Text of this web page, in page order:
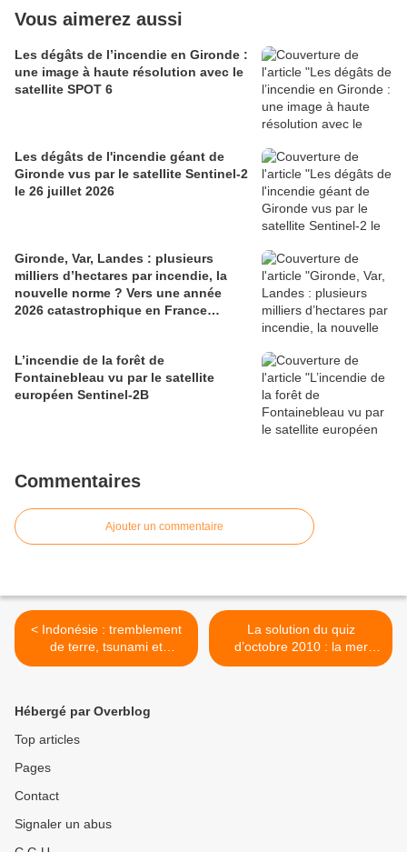
Vous aimerez aussi
Les dégâts de l’incendie en Gironde :
une image à haute résolution avec le
satellite SPOT 6
Les dégâts de l'incendie géant de
Gironde vus par le satellite Sentinel-2
le 26 juillet 2026
Gironde, Var, Landes : plusieurs
milliers d’hectares par incendie, la
nouvelle norme ? Vers une année
2026 catastrophique en France…
L’incendie de la forêt de
Fontainebleau vu par le satellite
européen Sentinel-2B
Commentaires
Ajouter un commentaire
< Indonésie : tremblement
de terre, tsunami et
éruption du volcan Merapi !
La solution du quiz
d’octobre 2010 : la mer
d’Aral vue par le satellite
Hébergé par Overblog
Top articles
Pages
Contact
Signaler un abus